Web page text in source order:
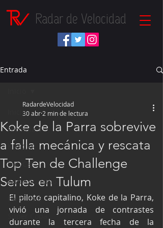
Radar de Velocidad
Entrada
Inicio
Fórmula 1
NASCAR
IndyCar
Autos Turismo
Fórmula E
Súper Copa
Koke de la Parra sobrevive
a falla mecánica y rescata
Top Ten de Challenge
Series en Tulum
RadardeVelocidad
30 abr 2 min de lectura
El piloto capitalino, Koke de la Parra,
vivió una jornada de contrastes
durante la tercera fecha de la